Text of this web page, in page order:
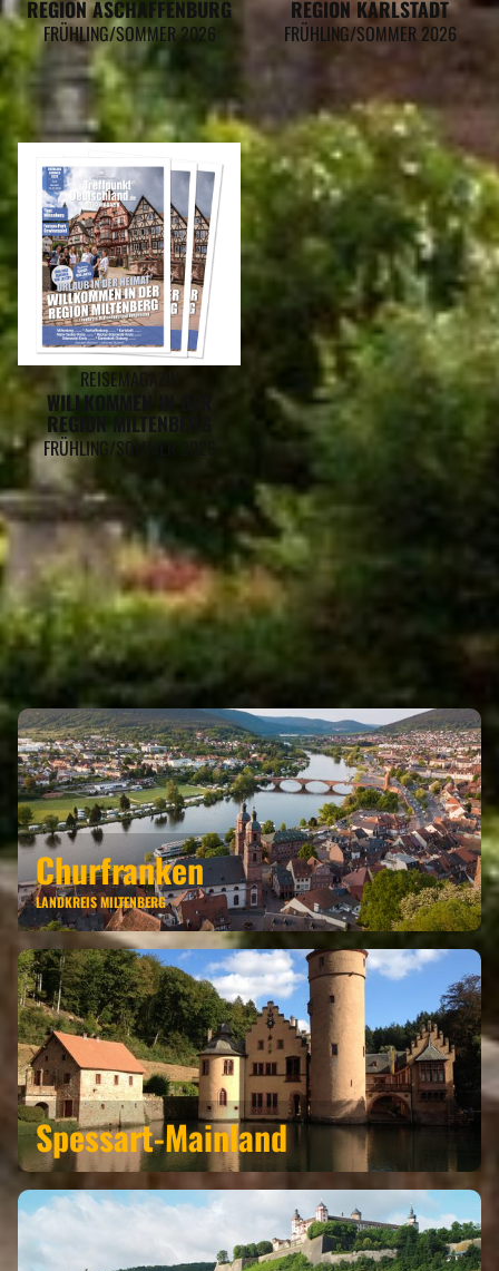
REGION ASCHAFFENBURG
FRÜHLING/SOMMER 2026
REGION KARLSTADT
FRÜHLING/SOMMER 2026
REISEMAGAZIN
WILLKOMMEN IN DER
REGION MILTENBERG
FRÜHLING/SOMMER 2026
OBERNBURG AM MAIN GEHÖRT ZU
DEN REGIONEN
Churfranken
LANDKREIS MILTENBERG
Spessart-Mainland